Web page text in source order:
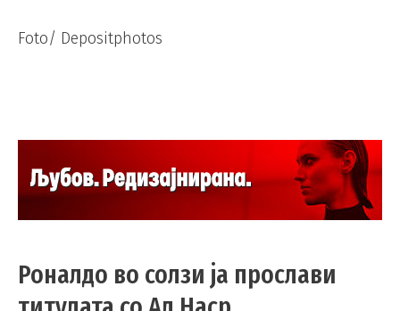
Foto/ Depositphotos
Роналдо во солзи ја прослави